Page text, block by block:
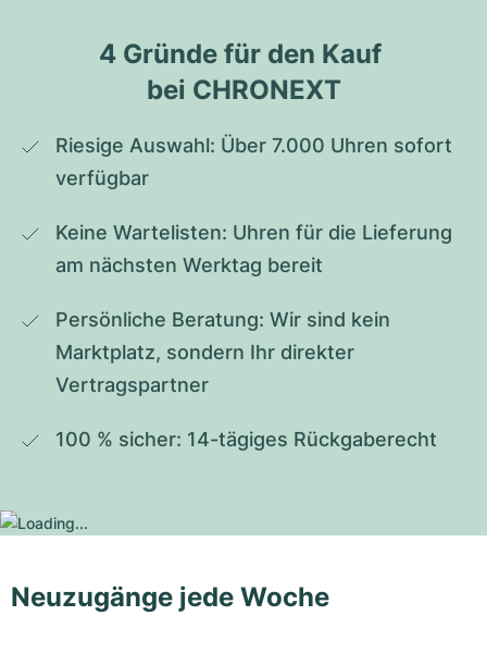
4 Gründe für den Kauf
bei CHRONEXT
Riesige Auswahl: Über 7.000 Uhren sofort
verfügbar
Keine Wartelisten: Uhren für die Lieferung
am nächsten Werktag bereit
Persönliche Beratung: Wir sind kein
Marktplatz, sondern Ihr direkter
Vertragspartner
100 % sicher: 14-tägiges Rückgaberecht
Neuzugänge jede Woche